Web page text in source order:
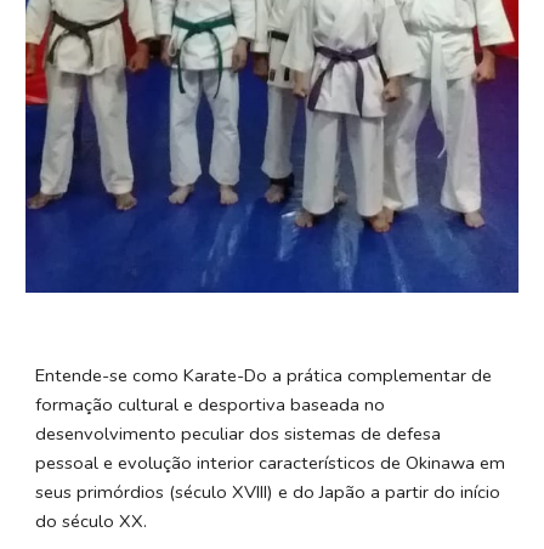
Entende-se como Karate-Do a prática complementar de
formação cultural e desportiva baseada no
desenvolvimento peculiar dos sistemas de defesa
pessoal e evolução interior característicos de Okinawa em
seus primórdios (século XVIII) e do Japão a partir do início
do século XX.